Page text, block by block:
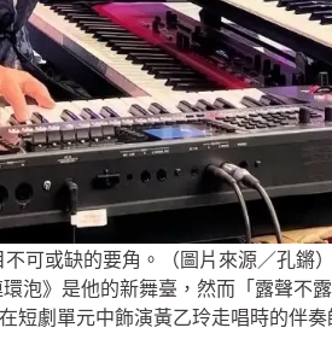
可或缺的要角。（圖片來源／孔鏘）
泡》是他的新舞臺，然而「露聲不
劇單元中飾演黃乙玲走唱時的伴